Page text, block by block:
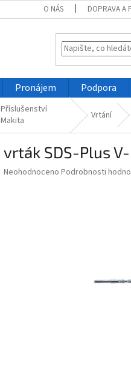
O NÁS DOPRAVA A
Pronájem Podpora
Příslušenství
Makita
Vrtání
vrták SDS-Plus
Průměrné
Neohodnoceno Podrobnosti